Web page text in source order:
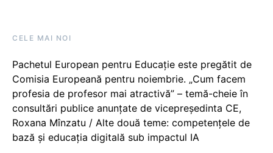
CELE MAI NOI
Pachetul European pentru Educație este pregătit de
Comisia Europeană pentru noiembrie. „Cum facem
profesia de profesor mai atractivă” – temă-cheie în
consultări publice anunțate de vicepreședinta CE,
Roxana Mînzatu / Alte două teme: competențele de
bază și educația digitală sub impactul IA